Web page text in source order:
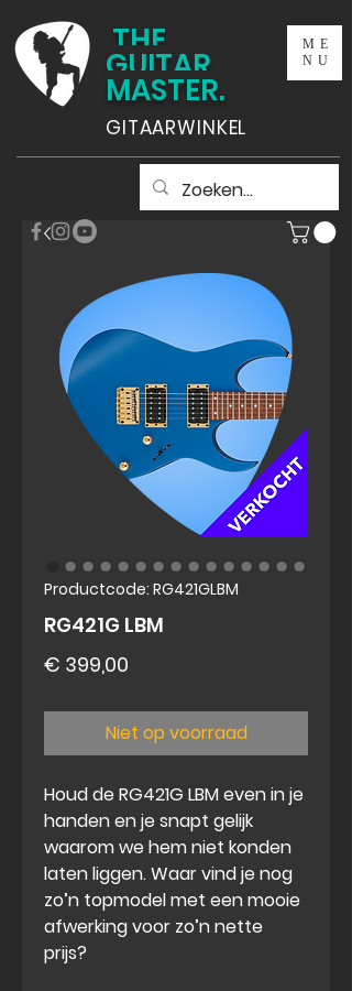
THE
GUITAR
MASTER.
GITAARWINKEL
ME
NU
Productcode: RG421GLBM
RG421G LBM
€ 399,00
Niet op voorraad
Houd de RG421G LBM even in je
handen en je snapt gelijk
waarom we hem niet konden
laten liggen. Waar vind je nog
zo’n topmodel met een mooie
afwerking voor zo’n nette
prijs?